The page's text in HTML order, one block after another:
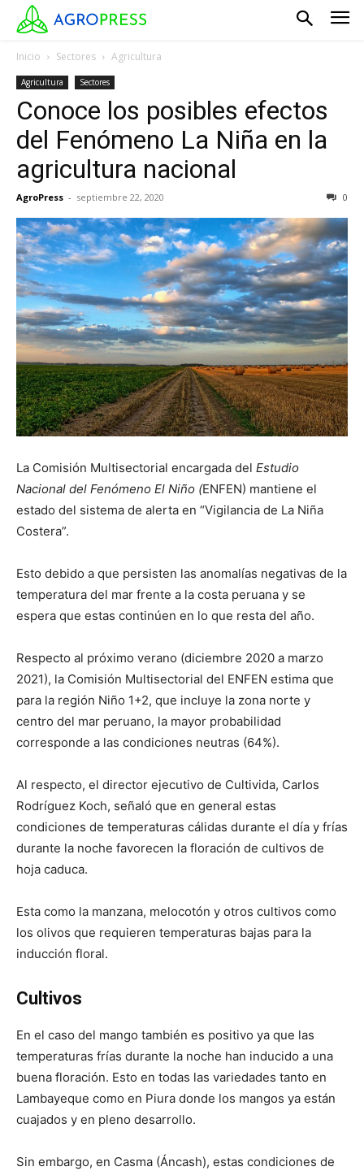
Inicio Sectores Agricultura
Agricultura Sectores
Conoce los posibles efectos
del Fenómeno La Niña en la
agricultura nacional
AgroPress - septiembre 22, 2020 0
La Comisión Multisectorial encargada del Estudio
Nacional del Fenómeno El Niño (ENFEN) mantiene el
estado del sistema de alerta en “Vigilancia de La Niña
Costera”.
Esto debido a que persisten las anomalías negativas de la
temperatura del mar frente a la costa peruana y se
espera que estas continúen en lo que resta del año.
Respecto al próximo verano (diciembre 2020 a marzo
2021), la Comisión Multisectorial del ENFEN estima que
para la región Niño 1+2, que incluye la zona norte y
centro del mar peruano, la mayor probabilidad
corresponde a las condiciones neutras (64%).
Al respecto, el director ejecutivo de Cultivida, Carlos
Rodríguez Koch, señaló que en general estas
condiciones de temperaturas cálidas durante el día y frías
durante la noche favorecen la floración de cultivos de
hoja caduca.
Esta como la manzana, melocotón y otros cultivos como
los olivos que requieren temperaturas bajas para la
inducción floral.
Cultivos
En el caso del mango también es positivo ya que las
temperaturas frías durante la noche han inducido a una
buena floración. Esto en todas las variedades tanto en
Lambayeque como en Piura donde los mangos ya están
cuajados y en pleno desarrollo.
Sin embargo, en Casma (Áncash), estas condiciones de